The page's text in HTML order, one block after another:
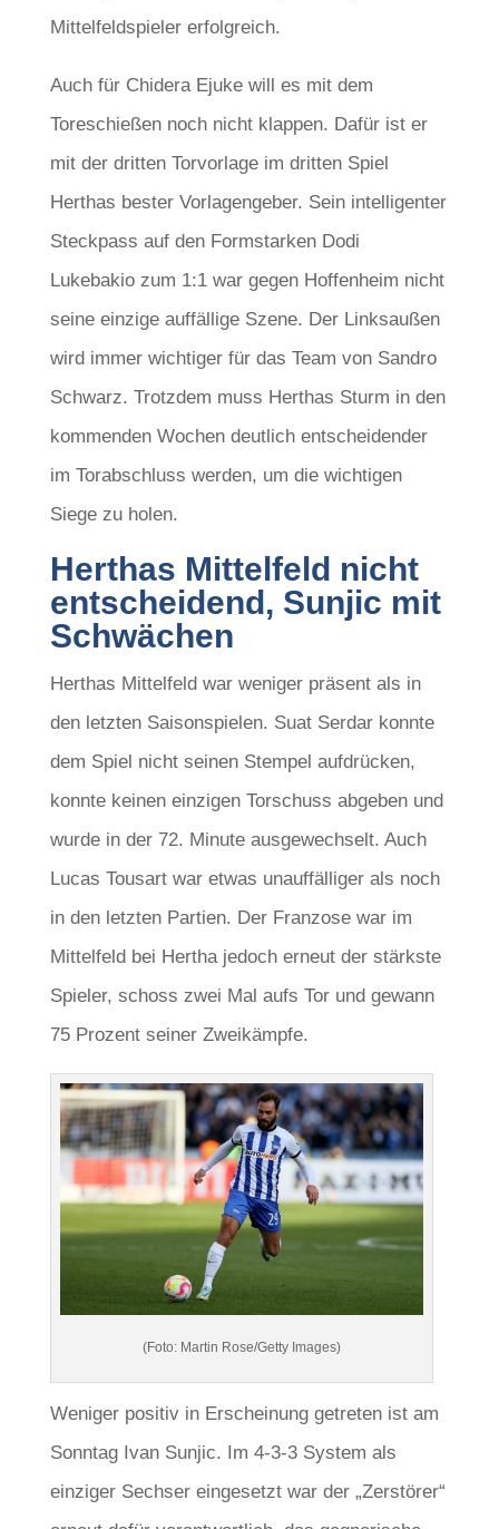
Mittelfeldspieler erfolgreich.
Auch für Chidera Ejuke will es mit dem
Toreschießen noch nicht klappen. Dafür ist er
mit der dritten Torvorlage im dritten Spiel
Herthas bester Vorlagengeber. Sein intelligenter
Steckpass auf den Formstarken Dodi
Lukebakio zum 1:1 war gegen Hoffenheim nicht
seine einzige auffällige Szene. Der Linksaußen
wird immer wichtiger für das Team von Sandro
Schwarz. Trotzdem muss Herthas Sturm in den
kommenden Wochen deutlich entscheidender
im Torabschluss werden, um die wichtigen
Siege zu holen.
Herthas Mittelfeld nicht
entscheidend, Sunjic mit
Schwächen
Herthas Mittelfeld war weniger präsent als in
den letzten Saisonspielen. Suat Serdar konnte
dem Spiel nicht seinen Stempel aufdrücken,
konnte keinen einzigen Torschuss abgeben und
wurde in der 72. Minute ausgewechselt. Auch
Lucas Tousart war etwas unauffälliger als noch
in den letzten Partien. Der Franzose war im
Mittelfeld bei Hertha jedoch erneut der stärkste
Spieler, schoss zwei Mal aufs Tor und gewann
75 Prozent seiner Zweikämpfe.
(Foto: Martin Rose/Getty Images)
Weniger positiv in Erscheinung getreten ist am
Sonntag Ivan Sunjic. Im 4-3-3 System als
einziger Sechser eingesetzt war der „Zerstörer“